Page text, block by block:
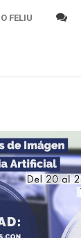
FELIU